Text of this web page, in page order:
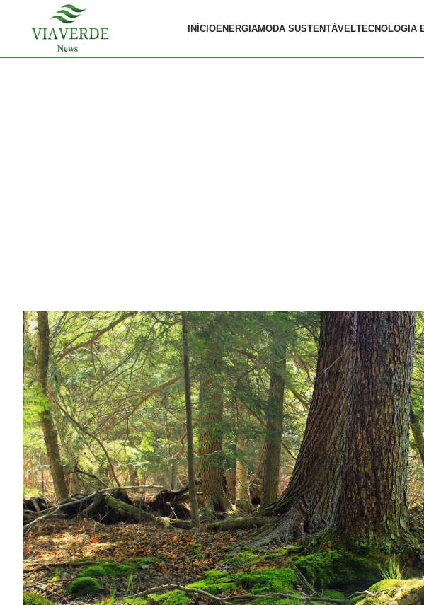
INÍCIOENERGIAMODA SUSTENTÁVELTECNOLOGIA